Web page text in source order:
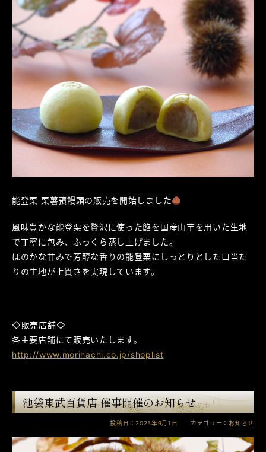
能登栗 栗薯蕷饅頭の販売を開始しました
風味豊かな能登栗を贅沢に使った餡を国産山芋を用いた生地
で丁寧に包み、ふっくら蒸し上げました。
ほのかな甘みで芳醇な香りの能登栗にしっとりとした口当た
りの生地が上質さを実現しています。
◇販売店舗◇
各主要店舗にて販売いたします。
http://www.morihachi.co.jp/shoplist
池袋東武百貨店 催事開催のお知らせ
投稿日：2025年9月1日 カテゴリー： お知らせ